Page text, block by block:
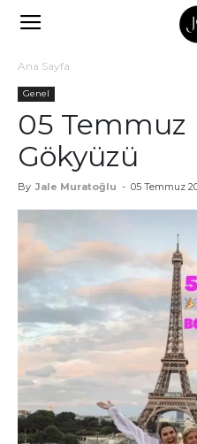
Ana Sayfa
Genel
05 Temmuz
Gökyüzü
By Jale Muratoğlu - 05 Temmuz